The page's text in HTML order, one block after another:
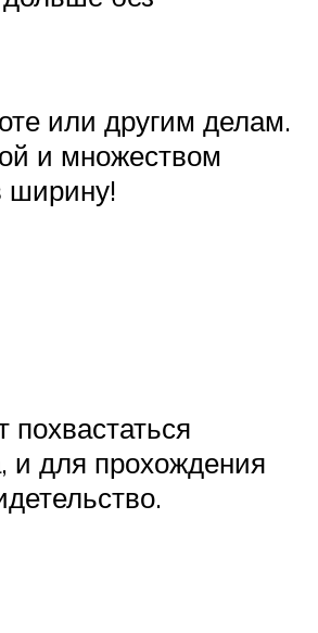
или другим делам.
и множеством
ширину!
и для прохождения